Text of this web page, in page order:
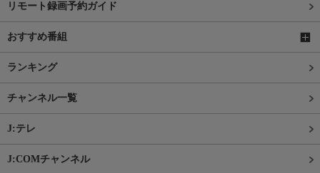
リモート録画予約ガイド
おすすめ番組
ランキング
チャンネル一覧
J:テレ
J:COMチャンネル